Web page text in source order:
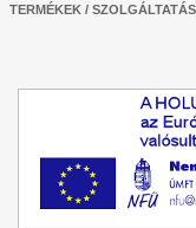
TERMÉKEK /